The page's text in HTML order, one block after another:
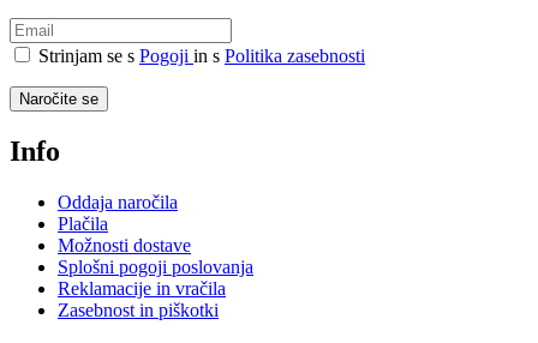
Strinjam se s Pogoji in s Politika zasebnosti
Naročite se
Info
Oddaja naročila
Plačila
Možnosti dostave
Splošni pogoji poslovanja
Reklamacije in vračila
Zasebnost in piškotki